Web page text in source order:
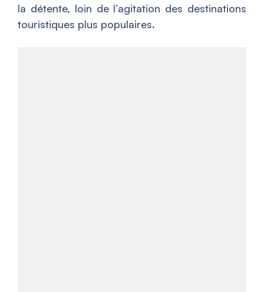
la détente, loin de l’agitation des destinations
touristiques plus populaires.